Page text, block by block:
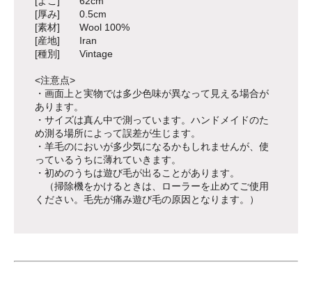
[厚み] 0.5cm
[素材] Wool 100%
[産地] Iran
[種別] Vintage
<注意点>
・画面上と実物では多少色味が異なって見える場合が
あります。
・サイズは真ん中で測っています。ハンドメイドのた
め測る場所によって誤差が生じます。
・羊毛のにおいが多少気になるかもしれませんが、使
っているうちに薄れていきます。
・初めのうちは遊び毛が出ることがあります。
（掃除機をかけるときは、ローラーを止めてご使用
ください。毛先が痛み遊び毛の原因となります。）